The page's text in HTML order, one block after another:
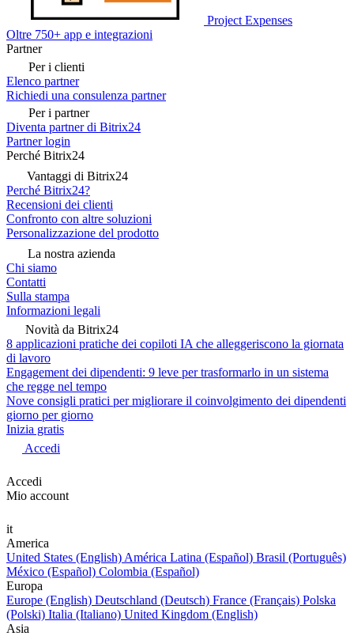
Project Expenses
Oltre 750+ app e integrazioni
Partner
Per i clienti
Elenco partner
Richiedi una consulenza partner
Per i partner
Diventa partner di Bitrix24
Partner login
Perché Bitrix24
Vantaggi di Bitrix24
Perché Bitrix24?
Recensioni dei clienti
Confronto con altre soluzioni
Personalizzazione del prodotto
La nostra azienda
Chi siamo
Contatti
Sulla stampa
Informazioni legali
Novità da Bitrix24
8 applicazioni pratiche dei copiloti IA che alleggeriscono la giornata
di lavoro
Engagement dei dipendenti: 9 leve per trasformarlo in un sistema
che regge nel tempo
Nove consigli pratici per migliorare il coinvolgimento dei dipendenti
giorno per giorno
Inizia gratis
Accedi
Accedi
Mio account
it
America
United States (English) América Latina (Español) Brasil (Português)
México (Español) Colombia (Español)
Europa
Europe (English) Deutschland (Deutsch) France (Français) Polska
(Polski) Italia (Italiano) United Kingdom (English)
Asia